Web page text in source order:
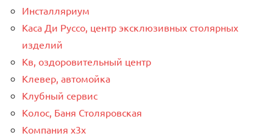
Инсталляриум
Каса Ди Руссо, центр эксклюзивных столярных
изделий
Кв, оздоровительный центр
Клевер, автомойка
Клубный сервис
Колос, Баня Столяровская
Компания x3x